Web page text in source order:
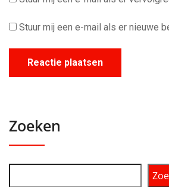
Stuur mij een e-mail als er nieuwe
Zoeken